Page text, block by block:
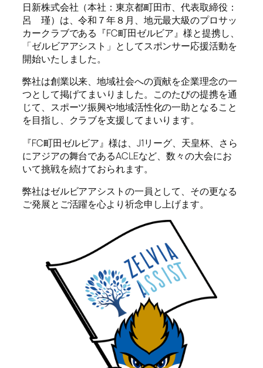
日新株式会社（本社：東京都町田市、代表取締役：
呂 瑾）は、令和７年８月、地元最大級のプロサッ
カークラブである『FC町田ゼルビア』様と提携し、
「ゼルビアアシスト」としてスポンサー応援活動を
開始いたしました。
弊社は創業以来、地域社会への貢献を企業理念の一
つとして掲げてまいりました。このたびの提携を通
じて、スポーツ振興や地域活性化の一助となること
を目指し、クラブを支援してまいります。
『FC町田ゼルビア』様は、J1リーグ、天皇杯、さら
にアジアの舞台であるACLEなど、数々の大会にお
いて挑戦を続けておられます。
弊社はゼルビアアシストの一員として、その更なる
ご発展とご活躍を心より祈念申し上げます。